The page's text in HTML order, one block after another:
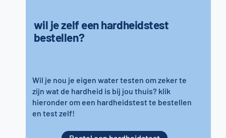
wil je zelf een hardheidstest
bestellen?
Wil je nou je eigen water testen om zeker te
zijn wat de hardheid is bij jou thuis? klik
hieronder om een hardheidstest te bestellen
en test zelf!